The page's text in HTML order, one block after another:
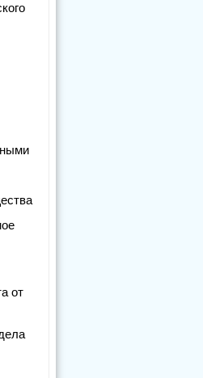
от